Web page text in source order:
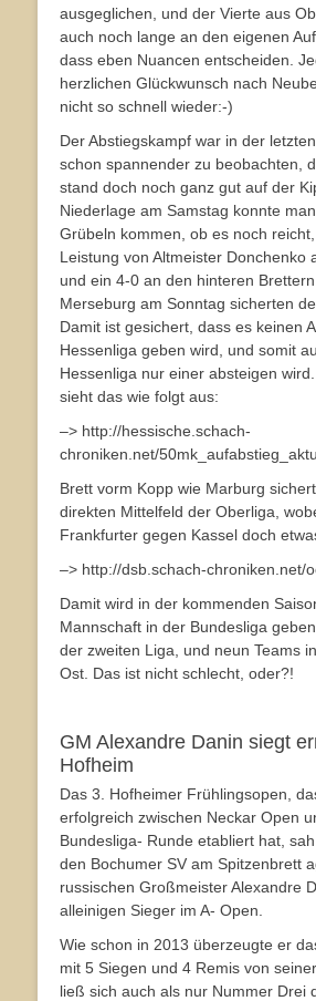
ausgeglichen, und der Vierte aus
auch noch lange an den eigenen
dass eben Nuancen entscheiden.
herzlichen Glückwunsch nach
nicht so schnell wieder:-)
Der Abstiegskampf war in der
schon spannender zu beobachten,
stand doch noch ganz gut auf der
Niederlage am Samstag konnte
Grübeln kommen, ob es noch
Leistung von Altmeister Donchenko
und ein 4-0 an den hinteren
Merseburg am Sonntag sicherten
Damit ist gesichert, dass es keinen
Hessenliga geben wird, und somit
Hessenliga nur einer absteigen
sieht das wie folgt aus:
–> http://hessische.schach-
chroniken.net/
Brett vorm Kopp wie Marburg
direkten Mittelfeld der Oberliga,
Frankfurter gegen Kassel doch
–> http://dsb.schach-chroniken.net/
Damit wird in der kommenden
Mannschaft in der Bundesliga
der zweiten Liga, und neun Teams
Ost. Das ist nicht schlecht, oder?!
GM Alexandre Danin siegt
Hofheim
Das 3. Hofheimer Frühlingsopen,
erfolgreich zwischen Neckar Open
Bundesliga- Runde etabliert hat,
den Bochumer SV am Spitzenbrett
russischen Großmeister Alexandre
alleinigen Sieger im A- Open.
Wie schon in 2013 überzeugte er
mit 5 Siegen und 4 Remis von
ließ sich auch als nur Nummer Drei